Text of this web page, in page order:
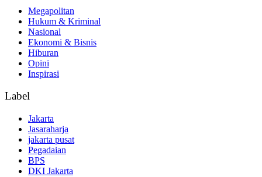
Megapolitan
Hukum & Kriminal
Nasional
Ekonomi & Bisnis
Hiburan
Opini
Inspirasi
Label
Jakarta
Jasaraharja
jakarta pusat
Pegadaian
BPS
DKI Jakarta